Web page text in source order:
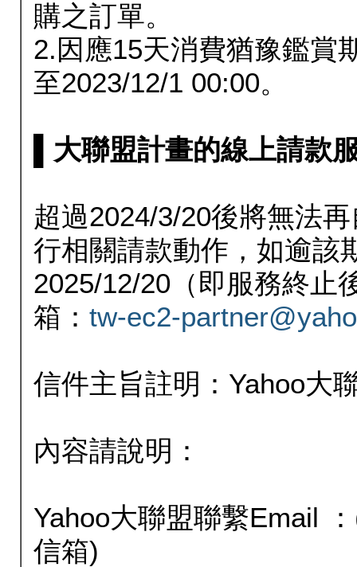
購之訂單。
2.因應15天消費猶豫鑑賞
至2023/12/1 00:00。
▌大聯盟計畫的線上請款
超過2024/3/20後將無法
行相關請款動作，如逾該
2025/12/20（即服務終止
箱： tw-ec2-
信件主旨註明：Yahoo大
內容請說明：
Yahoo大聯盟聯繫Email
信箱)